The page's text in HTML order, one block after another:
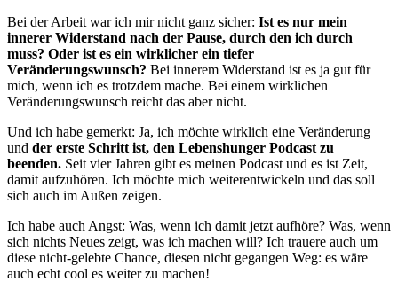
Bei der Arbeit war ich mir nicht ganz sicher: Ist es nur mein
innerer Widerstand nach der Pause, durch den ich durch
muss? Oder ist es ein wirklicher ein tiefer
Veränderungswunsch? Bei innerem Widerstand ist es ja gut für
mich, wenn ich es trotzdem mache. Bei einem wirklichen
Veränderungswunsch reicht das aber nicht.
Und ich habe gemerkt: Ja, ich möchte wirklich eine Veränderung
und der erste Schritt ist, den Lebenshunger Podcast zu
beenden. Seit vier Jahren gibt es meinen Podcast und es ist Zeit,
damit aufzuhören. Ich möchte mich weiterentwickeln und das soll
sich auch im Außen zeigen.
Ich habe auch Angst: Was, wenn ich damit jetzt aufhöre? Was, wenn
sich nichts Neues zeigt, was ich machen will? Ich trauere auch um
diese nicht-gelebte Chance, diesen nicht gegangen Weg: es wäre
auch echt cool es weiter zu machen!